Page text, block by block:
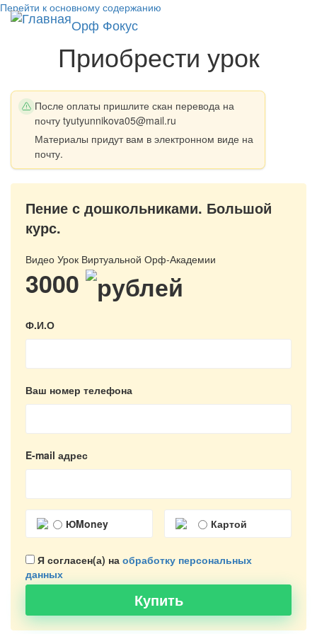
Перейти к основному содержанию
Орф Фокус
Приобрести урок
После оплаты пришлите скан перевода на
почту tyutyunnikova05@mail.ru
Материалы придут вам в электронном виде на
почту.
Пение с дошкольниками. Большой
курс.
Видео Урок Виртуальной Орф-Академии
3000
Ф.И.О
Ваш номер телефона
E-mail адрес
ЮMoney Картой
Я согласен(а) на обработку персональных
данных